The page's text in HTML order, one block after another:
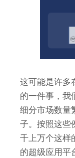
这可能是许多
的一件事，我
细分市场数量
子。按照这些
千上万个这样
的超级应用平